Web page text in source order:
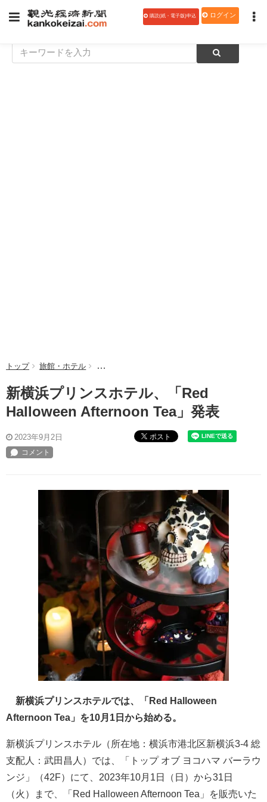
購読(紙・電子版)申込 ログイン
トップ 旅館・ホテル 新横浜プリンスホテル、「Red Halloween
新横浜プリンスホテル、「Red
Halloween Afternoon Tea」発表
2023年9月2日 ポスト
新横浜プリンスホテルでは、「Red Halloween
Afternoon Tea」を10月1日から始める。
新横浜プリンスホテル（所在地：横浜市港北区新横浜3-4 総
支配人：武田昌人）では、「トップ オブ ヨコハマ バーラウ
ンジ」（42F）にて、2023年10月1日（日）から31日
（火）まで、「Red Halloween Afternoon Tea」を販売いた